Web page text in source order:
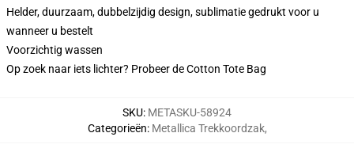
Helder, duurzaam, dubbelzijdig design, sublimatie gedrukt voor u
wanneer u bestelt
Voorzichtig wassen
Op zoek naar iets lichter? Probeer de Cotton Tote Bag
SKU: METASKU-58924
Categorieën: Metallica Trekkoordzak,